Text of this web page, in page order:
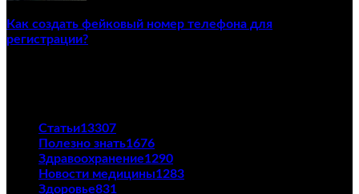
Как создать фейковый номер телефона для
регистрации?
Статьи13307
Полезно знать1676
Здравоохранение1290
Новости медицины1283
Здоровье831